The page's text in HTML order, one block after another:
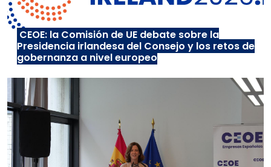
CEOE: la Comisión de UE debate sobre la
Presidencia irlandesa del Consejo y los retos de
gobernanza a nivel europeo